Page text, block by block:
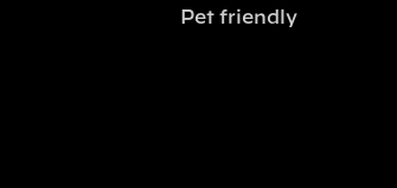
Pet friendly